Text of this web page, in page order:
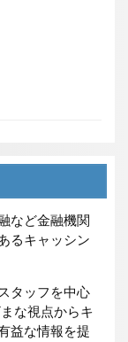
など金融機関
るキャッシン
タッフを中心
な視点からキ
益な情報を提